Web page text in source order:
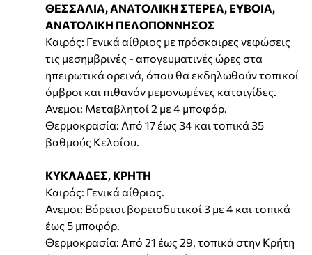
ΘΕΣΣΑΛΙΑ, ΑΝΑΤΟΛΙΚΗ ΣΤΕΡΕΑ, ΕΥΒΟΙΑ,
ΑΝΑΤΟΛΙΚΗ ΠΕΛΟΠΟΝΝΗΣΟΣ
Καιρός: Γενικά αίθριος με πρόσκαιρες νεφώσεις
τις μεσημβρινές - απογευματινές ώρες στα
ηπειρωτικά ορεινά, όπου θα εκδηλωθούν τοπικοί
όμβροι και πιθανόν μεμονωμένες καταιγίδες.
Ανεμοι: Μεταβλητοί 2 με 4 μποφόρ.
Θερμοκρασία: Από 17 έως 34 και τοπικά 35
βαθμούς Κελσίου.
ΚΥΚΛΑΔΕΣ, ΚΡΗΤΗ
Καιρός: Γενικά αίθριος.
Ανεμοι: Βόρειοι βορειοδυτικοί 3 με 4 και τοπικά
έως 5 μποφόρ.
Θερμοκρασία: Από 21 έως 29, τοπικά στην Κρήτη